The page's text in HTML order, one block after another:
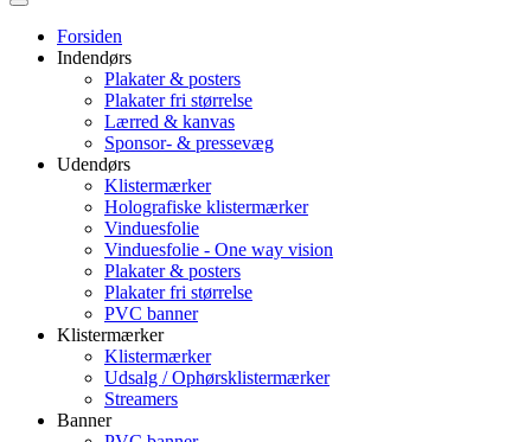
Forsiden
Indendørs
Plakater & posters
Plakater fri størrelse
Lærred & kanvas
Sponsor- & pressevæg
Udendørs
Klistermærker
Holografiske klistermærker
Vinduesfolie
Vinduesfolie - One way vision
Plakater & posters
Plakater fri størrelse
PVC banner
Klistermærker
Klistermærker
Udsalg / Ophørsklistermærker
Streamers
Banner